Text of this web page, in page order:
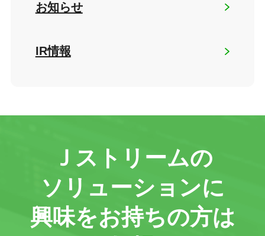
お知らせ
IR情報
Ｊストリームの
ソリューションに
興味をお持ちの方は